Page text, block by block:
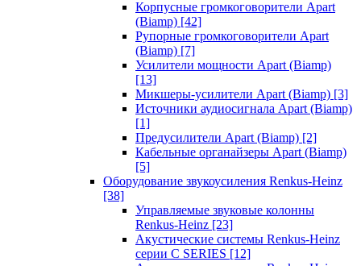
Корпусные громкоговорители Apart
(Biamp) [42]
Рупорные громкоговорители Apart
(Biamp) [7]
Усилители мощности Apart (Biamp)
[13]
Микшеры-усилители Apart (Biamp) [3]
Источники аудиосигнала Apart (Biamp)
[1]
Предусилители Apart (Biamp) [2]
Кабельные органайзеры Apart (Biamp)
[5]
Оборудование звукоусиления Renkus-Heinz
[38]
Управляемые звуковые колонны
Renkus-Heinz [23]
Акустические системы Renkus-Heinz
серии C SERIES [12]